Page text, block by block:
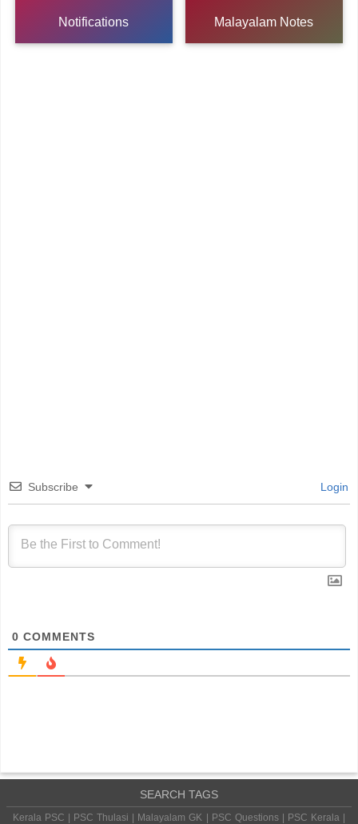
Notifications Malayalam Notes
Subscribe Login
0 COMMENTS
SEARCH TAGS
Kerala PSC | PSC Thulasi | Malayalam GK | PSC Questions | PSC Kerala |